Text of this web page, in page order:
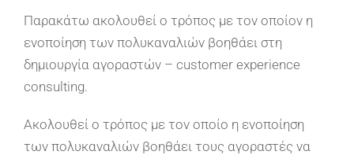
Παρακάτω ακολουθεί ο τρόπος με τον οποίον η
ενοποίηση των πολυκαναλιών βοηθάει στη
δημιουργία αγοραστών – customer experience
consulting.
Ακολουθεί ο τρόπος με τον οποίο η ενοποίηση
των πολυκαναλιών βοηθάει τους αγοραστές να